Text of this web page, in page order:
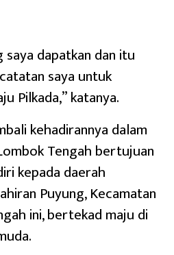
saya dapatkan dan itu
saya untuk
Pilkada,” katanya.
kehadirannya dalam
Tengah bertujuan
kepada daerah
Puyung, Kecamatan
ini, bertekad maju di